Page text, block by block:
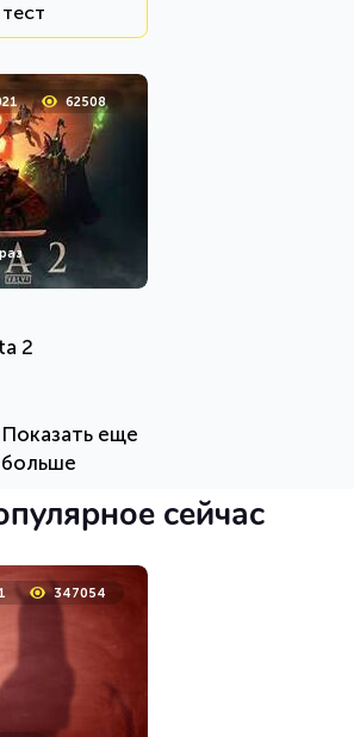
62508
2
HTML - код
Показать еще
больше
сейчас
347054